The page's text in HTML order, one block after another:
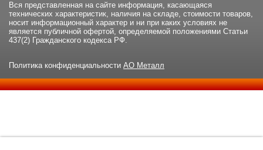
Вся представленная на сайте информация, касающаяся
технических характеристик, наличия на складе, стоимости товаров,
носит информационный характер и ни при каких условиях не
является публичной офертой, определяемой положениями Статьи
437(2) Гражданского кодекса РФ.
Политика конфиденциальности АО Металл